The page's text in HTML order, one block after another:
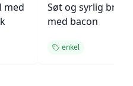
med
Søt og syrlig
med bacon
enkel